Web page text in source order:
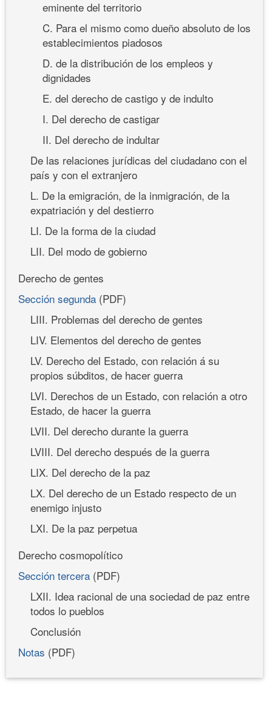
eminente del territorio
C. Para el mismo como dueño absoluto de los
establecimientos piadosos
D. de la distribución de los empleos y
dignidades
E. del derecho de castigo y de indulto
I. Del derecho de castigar
II. Del derecho de indultar
De las relaciones jurídicas del ciudadano con el
país y con el extranjero
L. De la emigración, de la inmigración, de la
expatriación y del destierro
LI. De la forma de la ciudad
LII. Del modo de gobierno
Derecho de gentes
Sección segunda (PDF)
LIII. Problemas del derecho de gentes
LIV. Elementos del derecho de gentes
LV. Derecho del Estado, con relación á su
propios súbditos, de hacer guerra
LVI. Derechos de un Estado, con relación a otro
Estado, de hacer la guerra
LVII. Del derecho durante la guerra
LVIII. Del derecho después de la guerra
LIX. Del derecho de la paz
LX. Del derecho de un Estado respecto de un
enemigo injusto
LXI. De la paz perpetua
Derecho cosmopolítico
Sección tercera (PDF)
LXII. Idea racional de una sociedad de paz entre
todos lo pueblos
Conclusión
Notas (PDF)